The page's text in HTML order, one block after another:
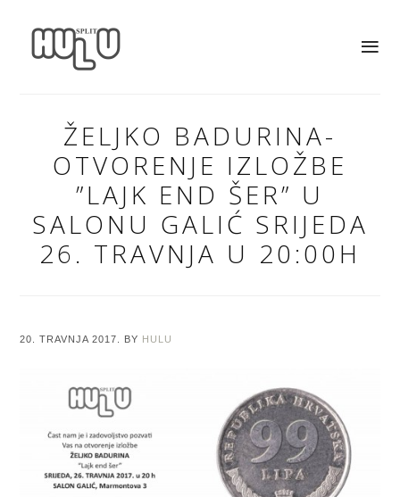
ŽELJKO BADURINA-
OTVORENJE IZLOŽBE
”LAJK END ŠER” U
SALONU GALIĆ SRIJEDA
26. TRAVNJA U 20:00H
20. TRAVNJA 2017. BY HULU